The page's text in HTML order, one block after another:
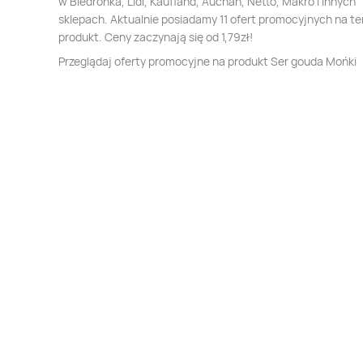
sklepach. Aktualnie posiadamy 11 ofert promocyjnych na
produkt. Ceny zaczynają się od 1,79zł!
Przeglądaj oferty promocyjne na produkt Ser gouda Mońki